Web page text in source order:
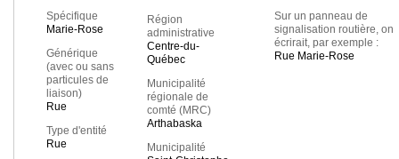
Spécifique
Marie-Rose
Générique
(avec ou sans
particules de
liaison)
Rue
Type d'entité
Rue
Région
administrative
Centre-du-
Québec
Municipalité
régionale de
comté (MRC)
Arthabaska
Municipalité
Sur un panneau de
signalisation routière, on
écrirait, par exemple :
Rue Marie-Rose